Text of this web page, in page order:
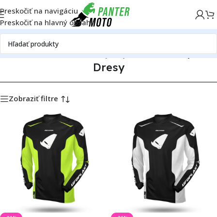
Preskočiť na navigáciu
Preskočiť na hlavný obsah
DomovOFF ROADOblečenie a výstrojMX oblečenieDresy
Dresy
Zobraziť filtre